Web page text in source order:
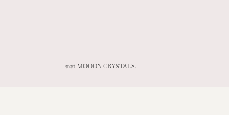
2026 MOOON CRYSTALS.